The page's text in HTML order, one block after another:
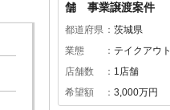
舗 事業譲渡案件
都道府県
茨城県
業態
テイクアウト
店舗数
1店舗
希望額
3,000万円